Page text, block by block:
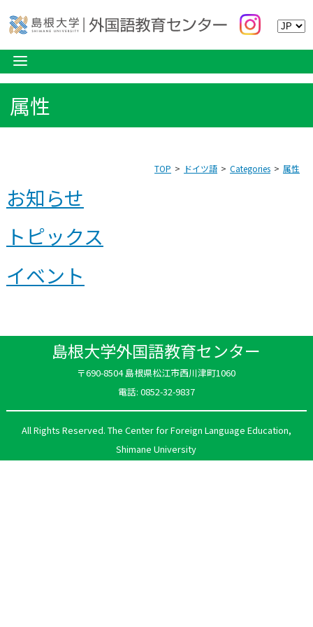
属性
TOP ドイツ語 Categories 属性
お知らせ
トピックス
イベント
島根大学外国語教育センター
〒690-8504 島根県松江市西川津町1060
電話: 0852-32-9837
All Rights Reserved. The Center for Foreign Language Education,
Shimane University